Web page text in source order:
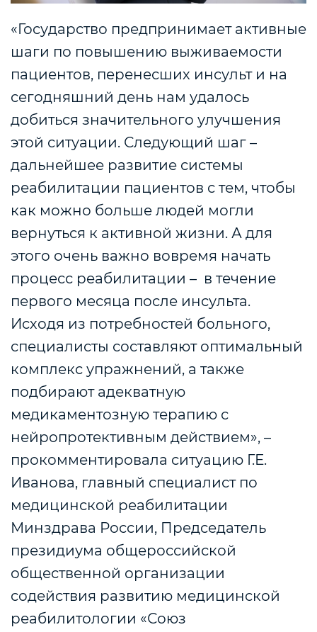
«Государство предпринимает активные
шаги по повышению выживаемости
пациентов, перенесших инсульт и на
сегодняшний день нам удалось
добиться значительного улучшения
этой ситуации. Следующий шаг –
дальнейшее развитие системы
реабилитации пациентов с тем, чтобы
как можно больше людей могли
вернуться к активной жизни. А для
этого очень важно вовремя начать
процесс реабилитации – в течение
первого месяца после инсульта.
Исходя из потребностей больного,
специалисты составляют оптимальный
комплекс упражнений, а также
подбирают адекватную
медикаментозную терапию с
нейропротективным действием», –
прокомментировала ситуацию Г.Е.
Иванова, главный специалист по
медицинской реабилитации
Минздрава России, Председатель
президиума общероссийской
общественной организации
содействия развитию медицинской
реабилитологии «Союз